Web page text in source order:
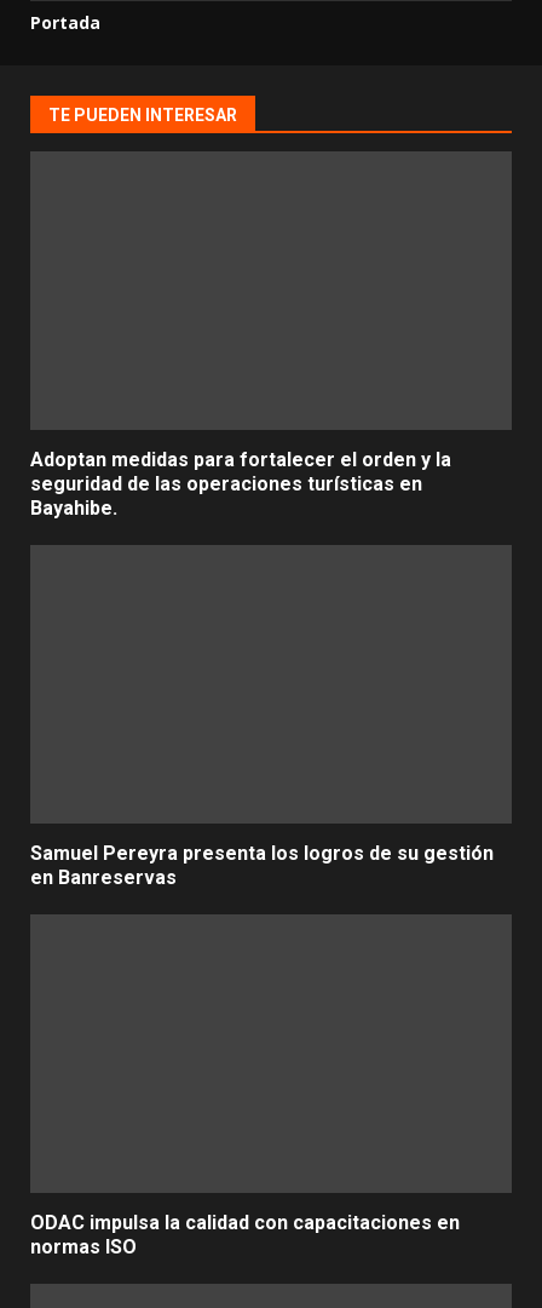
Portada
TE PUEDEN INTERESAR
Adoptan medidas para fortalecer el orden y la
seguridad de las operaciones turísticas en
Bayahibe.
Samuel Pereyra presenta los logros de su gestión
en Banreservas
ODAC impulsa la calidad con capacitaciones en
normas ISO